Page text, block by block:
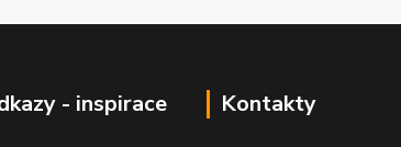
- inspirace Kontakty